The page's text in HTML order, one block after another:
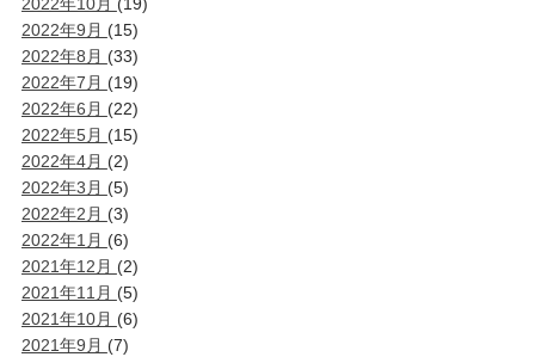
2022年9月 (15)
2022年8月 (33)
2022年7月 (19)
2022年6月 (22)
2022年5月 (15)
2022年4月 (2)
2022年3月 (5)
2022年2月 (3)
2022年1月 (6)
2021年12月 (2)
2021年11月 (5)
2021年10月 (6)
2021年9月 (7)